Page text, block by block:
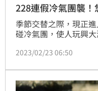
228連假冷氣團襲
季節交替之際，現正
碰冷氣團，使人玩興
浪漫北投，享用大磺嘴
要1825元起，換季不
起規劃台北市郊悠閒
2023/02/23 06:50